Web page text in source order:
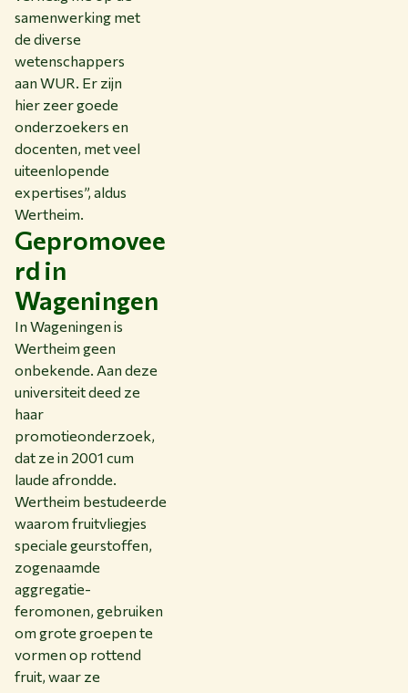
samenwerking met
de diverse
wetenschappers
aan WUR. Er zijn
hier zeer goede
onderzoekers en
docenten, met veel
uiteenlopende
expertises”, aldus
Wertheim.
Gepromovee
rd in
Wageningen
In Wageningen is
Wertheim geen
onbekende. Aan deze
universiteit deed ze
haar
promotieonderzoek,
dat ze in 2001 cum
laude afrondde.
Wertheim bestudeerde
waarom fruitvliegjes
speciale geurstoffen,
zogenaamde
aggregatie-
feromonen, gebruiken
om grote groepen te
vormen op rottend
fruit, waar ze